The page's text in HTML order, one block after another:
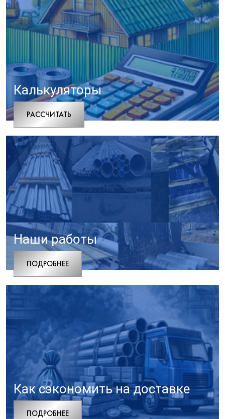
Калькуляторы
РАCСЧИТАТЬ
Наши работы
ПОДРОБНЕЕ
Как сэкономить на доставке
ПОДРОБНЕЕ